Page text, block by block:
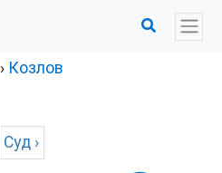
› Козлов
Суд ›